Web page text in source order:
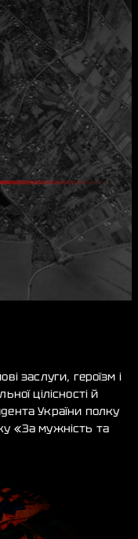
заслуги, героїзм і
цілісності й
України полку
«За мужність та